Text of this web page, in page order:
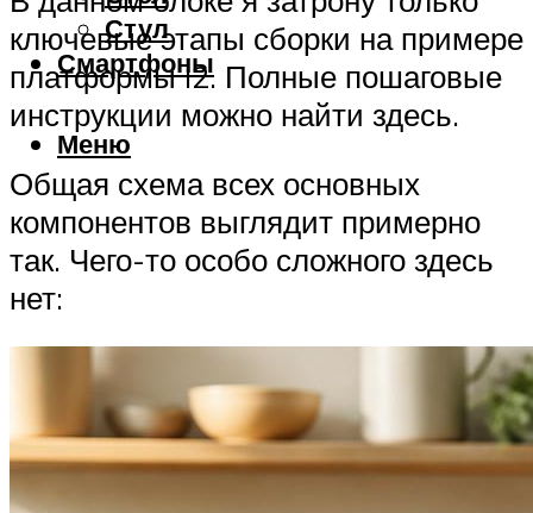
Стул
Смартфоны
Меню
ключевые этапы сборки на примере
платформы i2. Полные пошаговые
инструкции можно найти здесь.
Общая схема всех основных
компонентов выглядит примерно
так. Чего-то особо сложного здесь
нет: